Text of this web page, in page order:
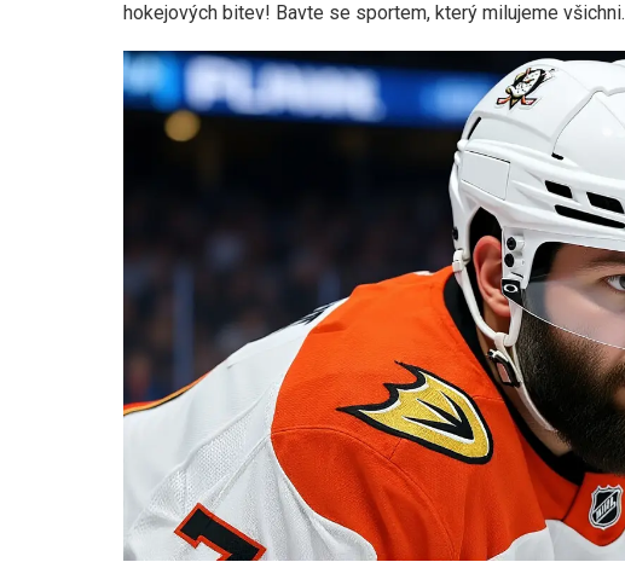
hokejových bitev! Bavte se sportem, který milujeme všichni.